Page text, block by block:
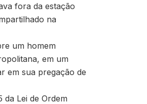
fora da estação
na
um homem
em um
em sua pregação de
Lei de Ordem